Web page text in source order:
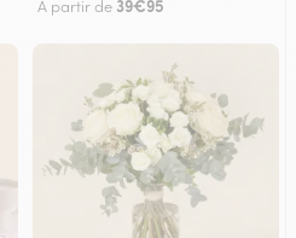
À partir de 39€95